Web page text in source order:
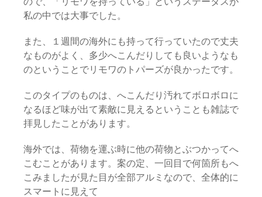
私の中では大事でした。
また、１週間の海外にも持って行っていたので丈夫
なものがよく、多少へこんだりしても良いようなも
のということでリモワのトパーズが良かったです。
このタイプのものは、へこんだり汚れてボロボロに
なるほど味が出て素敵に見えるということも雑誌で
拝見したことがあります。
海外では、荷物を運ぶ時に他の荷物とぶつかってへ
こむことがあります。案の定、一回目で何箇所もへ
こみましたが見た目が全部アルミなので、全体的に
スマートに見えて